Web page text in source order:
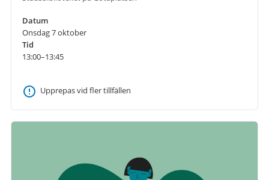
Datum
Onsdag 7 oktober
Tid
13:00–13:45
Upprepas vid fler tillfällen